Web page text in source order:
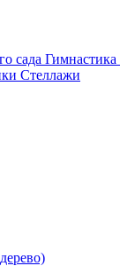
сада Гимнастика
Стеллажи